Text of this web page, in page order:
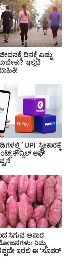
ದಿನಕ್ಕೆ ಎಷ್ಟು
ಇಲ್ಲಿದೆ
`UPI’ ಸ್ವೀಕಾರಕ್ಕೆ
ಕೌನ್ಸಿಲ್ ಆಫ್
ಸಿಗುವ ಅಪಾರ
ನಿಮ್ಮ
ಇರಲಿ ಈ ‘ಸೂಪರ್